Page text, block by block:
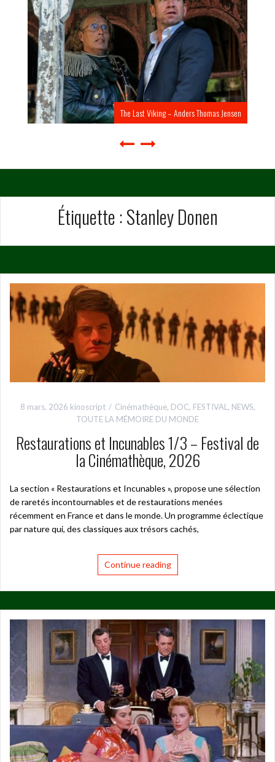
The Last Viking – Anders Thomas Jensen
Étiquette :Stanley Donen
8 mars, 2026 kinoscript Cinémathèque, DOC, FESTIVAL, NEWS,
TOUTE LA MÉMOIRE DU MONDE
Restaurations et Incunables 1/3 – Festival de
la Cinémathèque, 2026
La section « Restaurations et Incunables », propose une sélection
de raretés incontournables et de restaurations menées
récemment en France et dans le monde. Un programme éclectique
par nature qui, des classiques aux trésors cachés,
Continue reading